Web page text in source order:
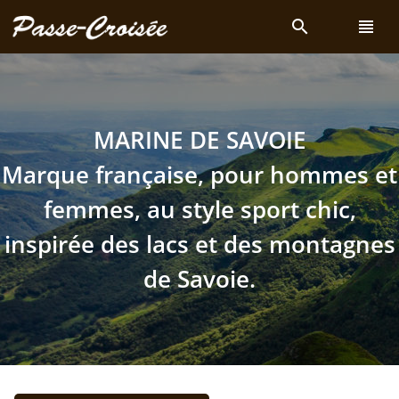
search view_headline
MARINE DE SAVOIE
Marque française, pour hommes et
femmes, au style sport chic,
inspirée des lacs et des montagnes
de Savoie.